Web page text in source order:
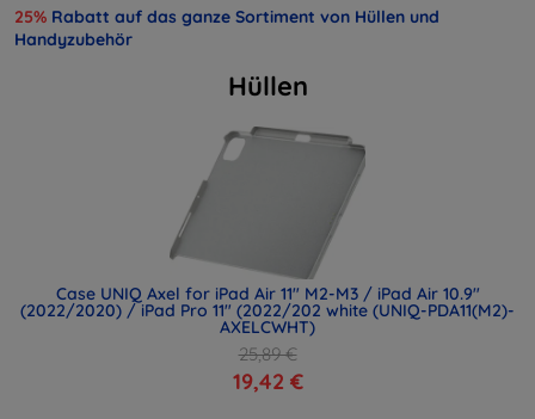
25% Rabatt auf das ganze Sortiment von Hüllen und
Handyzubehör
Hüllen
Case UNIQ Axel for iPad Air 11" M2-M3 / iPad Air 10.9"
(2022/2020) / iPad Pro 11" (2022/202 white (UNIQ-PDA11(M2)-
AXELCWHT)
25,89 €
19,42 €